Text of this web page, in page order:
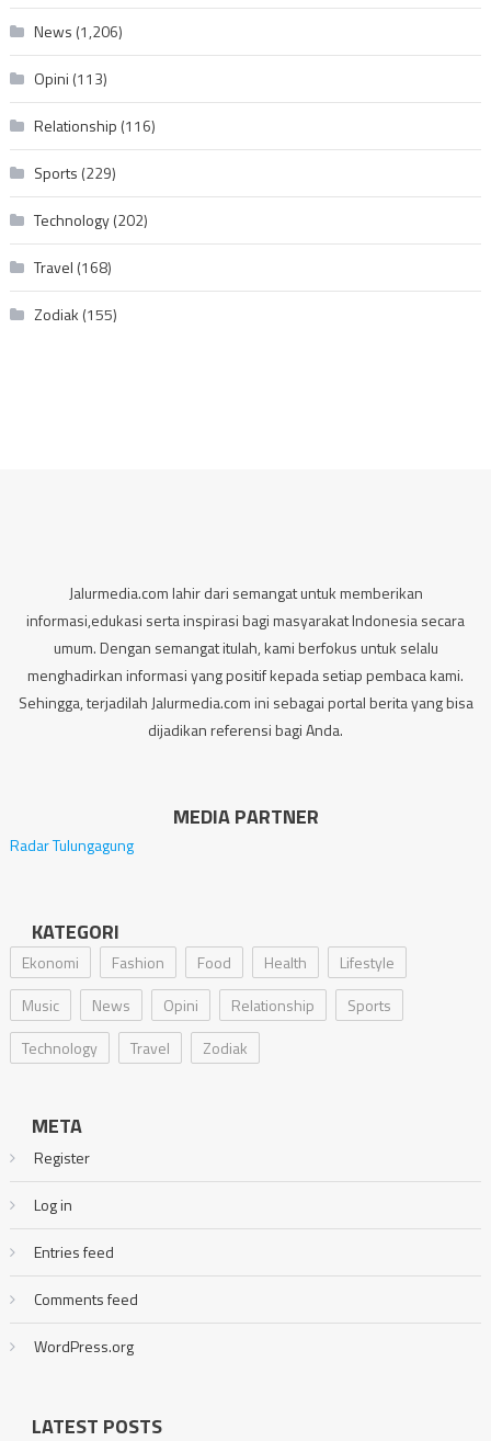
News (1,206)
Opini (113)
Relationship (116)
Sports (229)
Technology(202)
Travel (168)
Zodiak (155)
Jalurmedia.com lahir dari semangat untuk memberikan
informasi,edukasi serta inspirasi bagi masyarakat Indonesia secara
umum. Dengan semangat itulah, kami berfokus untuk selalu
menghadirkan informasi yang positif kepada setiap pembaca kami.
Sehingga, terjadilah Jalurmedia.com ini sebagai portal berita yang bisa
dijadikan referensi bagi Anda.
MEDIA PARTNER
Radar Tulungagung
KATEGORI
Ekonomi Fashion Food Health
Lifestyle
Music
News Opini Relationship
Sports
Technology
Travel Zodiak
META
Register
Log in
Entries feed
Comments feed
WordPress.org
LATEST POSTS